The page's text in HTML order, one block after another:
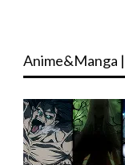
Anime&Manga